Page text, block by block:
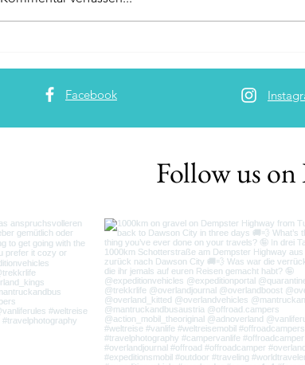
Facebook
Follow us on